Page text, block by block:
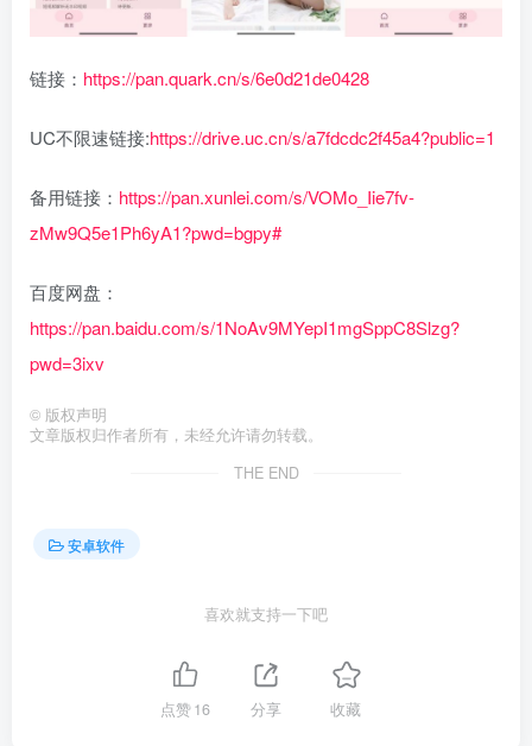
链接： https://pan.quark.cn/s/6e0d21de0428
UC不限速链接:https://drive.uc.cn/s/a7fdcdc2f45a4?public=1
备用链接： https://pan.xunlei.com/s/VOMo_Iie7fv-
zMw9Q5e1Ph6yA1?pwd=bgpy#
百度网盘：
https://pan.baidu.com/s/1NoAv9MYepI1mgSppC8Slzg?
pwd=3ixv
© 版权声明
文章版权归作者所有，未经允许请勿转载。
THE END
安卓软件
喜欢就支持一下吧
点赞16 分享 收藏